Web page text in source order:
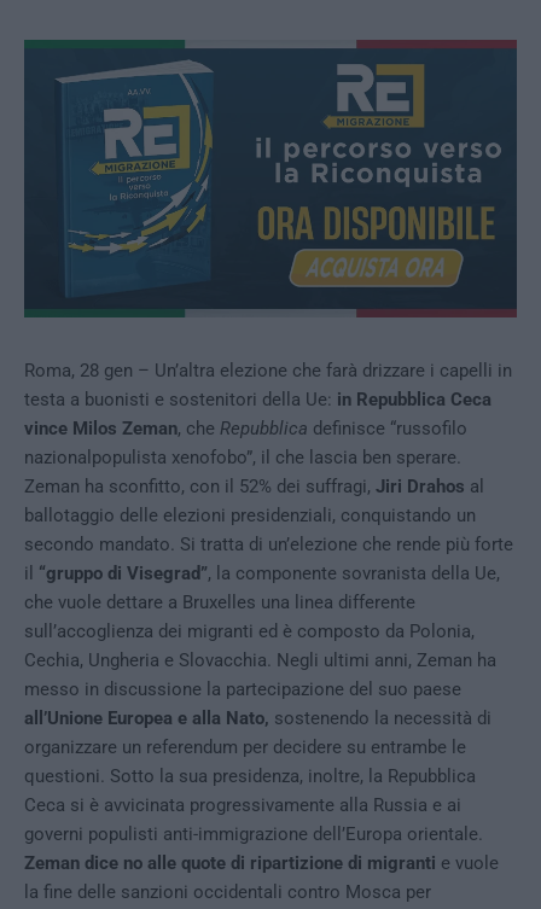
Roma, 28 gen – Un’altra elezione che farà drizzare i capelli in
testa a buonisti e sostenitori della Ue: in Repubblica Ceca
vince Milos Zeman, che Repubblica definisce “russofilo
nazionalpopulista xenofobo”, il che lascia ben sperare.
Zeman ha sconfitto, con il 52% dei suffragi, Jiri Drahos al
ballotaggio delle elezioni presidenziali, conquistando un
secondo mandato. Si tratta di un’elezione che rende più forte
il “gruppo di Visegrad”, la componente sovranista della Ue,
che vuole dettare a Bruxelles una linea differente
sull’accoglienza dei migranti ed è composto da Polonia,
Cechia, Ungheria e Slovacchia. Negli ultimi anni, Zeman ha
messo in discussione la partecipazione del suo paese
all’Unione Europea e alla Nato, sostenendo la necessità di
organizzare un referendum per decidere su entrambe le
questioni. Sotto la sua presidenza, inoltre, la Repubblica
Ceca si è avvicinata progressivamente alla Russia e ai
governi populisti anti-immigrazione dell’Europa orientale.
Zeman dice no alle quote di ripartizione di migranti e vuole
la fine delle sanzioni occidentali contro Mosca per